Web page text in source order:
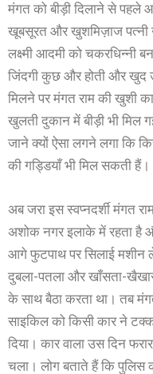
मंगत को बीड़ी दिलाने से पहले
खूबसूरत और खुशमिज़ाज पत्नी
लक्ष्मी आदमी को चकरधिन्नी
जिंदगी कुछ और होती और खुद
मिलने पर मंगत राम की खुशी
खुलती दुकान में बीड़ी भी मिल
जाने क्यों ऐसा लगने लगा कि
की गड्डियाँ भी मिल सकती हैं।
अब जरा इस स्वप्नदर्शी मंगत
अशोक नगर इलाके में रहता है
आगे फुटपाथ पर सिलाई
दुबला-पतला और खाँसता-
के साथ बैठा करता था। तब
साइकिल को किसी कार ने
दिया। कार वाला उस दिन
चला। लोग बताते हैं कि पुलिस